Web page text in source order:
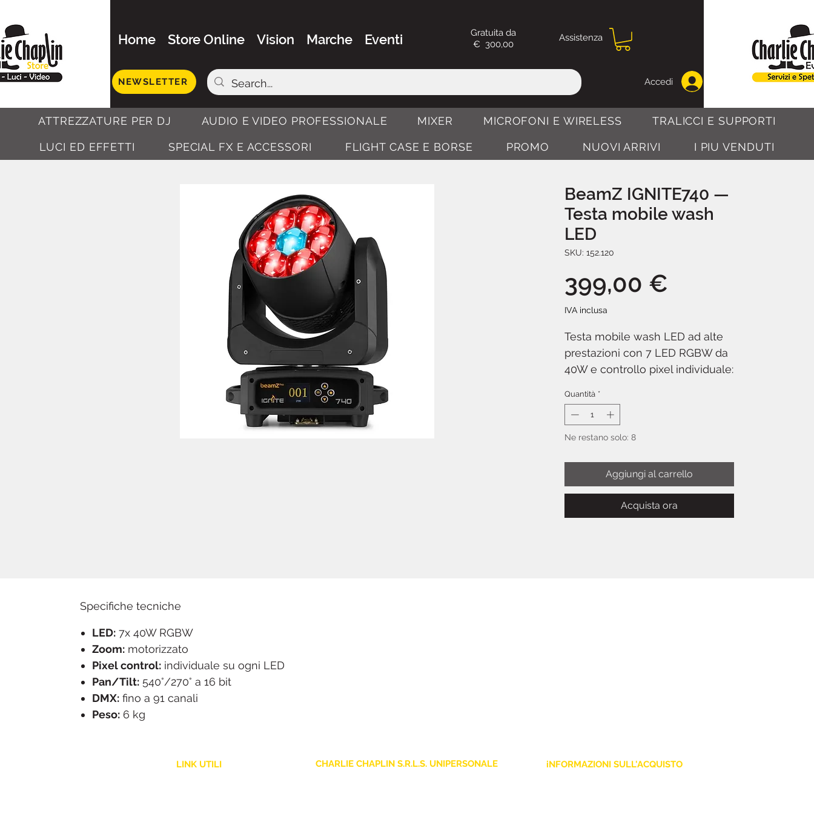
Home Store Online Vision Marche Eventi
Gratuita da
€ 300,00
Assistenza
NEWSLETTER Accedi
ATTREZZATURE PER DJ AUDIO E VIDEO PROFESSIONALE MIXER MICROFONI E WIRELESS TRALICCI E SUPPORTI
LUCI ED EFFETTI SPECIAL FX E ACCESSORI FLIGHT CASE E BORSE PROMO NUOVI ARRIVI I PIU VENDUTI
BeamZ IGNITE740 —
Testa mobile wash
LED
SKU: 152.120
399,00 €
IVA inclusa
Testa mobile wash LED ad alte
prestazioni con 7 LED RGBW da
40W e controllo pixel individuale:
wash potente e omogeneo con
zoom motorizzato e la possibilità
di controllare ogni singolo LED
pixel creativi. Pan/tilt a 16 bit,
DMX fino a 91 canali e
costruzione robusta per touring
e installazioni.
Quantità *
Ne restano solo: 8
Aggiungi al carrello
Acquista ora
Specifiche tecniche
LED: 7x 40W RGBW
Zoom: motorizzato
Pixel control: individuale su ogni LED
Pan/Tilt: 540°/270° a 16 bit
DMX: fino a 91 canali
Peso: 6 kg
LINK UTILI CHARLIE CHAPLIN S.R.L.S. UNIPERSONALE iNFORMAZIONI SULL'ACQUISTO